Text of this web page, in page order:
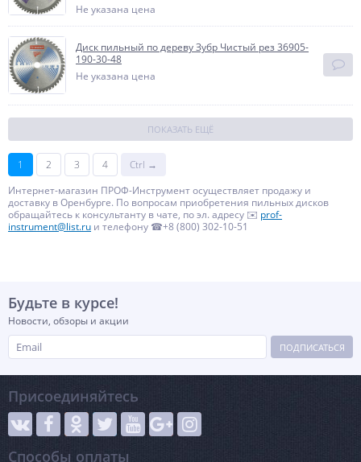
Не указана цена
Диск пильный по дереву Зубр Чистый рез 36905-
190-30-48
Не указана цена
ПОКАЗАТЬ ЕЩЁ
1 2 3 4
Ctrl →
Интернет-магазин ПРОФ-Инструмент осуществляет продажу и
доставку в Оренбурге. По вопросам приобретения пильных дисков
обращайтесь к консультанту в чате, по эл. адресу ✉️ prof-
instrument@list.ru и телефону ☎+8 (800) 302-10-51
Будьте в курсе!
Новости, обзоры и акции
ПОДПИСАТЬСЯ
Присоединяйтесь
Способы оплаты